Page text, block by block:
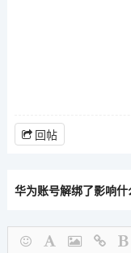
回帖
华为账号解绑了影响什